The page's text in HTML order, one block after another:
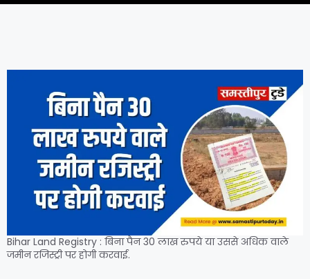
Bihar Land Registry : बिना पैन 30 लाख रुपये या उससे अधिक वाले
जमीन रजिस्ट्री पर होगी करवाई.